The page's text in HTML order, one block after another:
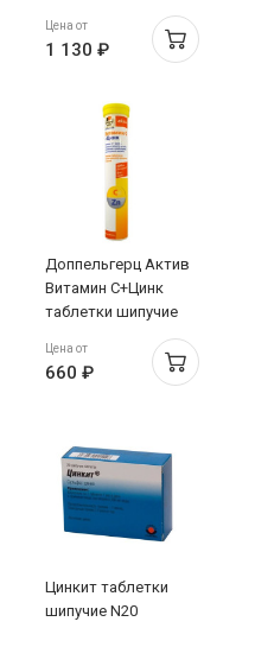
Цена от
1 130 ₽
Доппельгерц Актив
Витамин С+Цинк
таблетки шипучие
красн апельс гранат
6,3Г N15
Цена от
660 ₽
Цинкит таблетки
шипучие N20